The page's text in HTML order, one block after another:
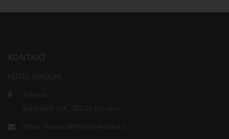
HOTEL NIKOLAS
Adresa:
Nádražní 124 , 702 00 Ostrava
Email:
recepce@hotelnikolas.cz